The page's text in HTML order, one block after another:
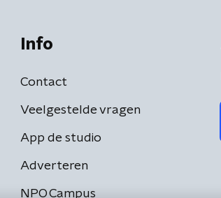
Info
Contact
Veelgestelde vragen
App de studio
Adverteren
NPO Campus